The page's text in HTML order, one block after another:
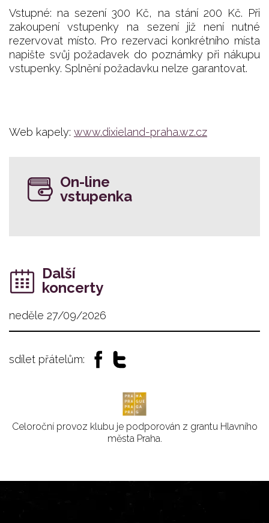
Vstupné: na sezení 300 Kč, na stání 200 Kč. Při
zakoupení vstupenky na sezení již není nutné
rezervovat místo. Pro rezervaci konkrétního místa
napište svůj požadavek do poznámky při nákupu
vstupenky. Splnění požadavku nelze garantovat.
Web kapely: www.dixieland-praha.wz.cz
On-line
vstupenka
Další
koncerty
neděle 27/09/2026
sdílet přátelům:
Celoroční provoz klubu je podporován z grantu Hlavního
města Praha.